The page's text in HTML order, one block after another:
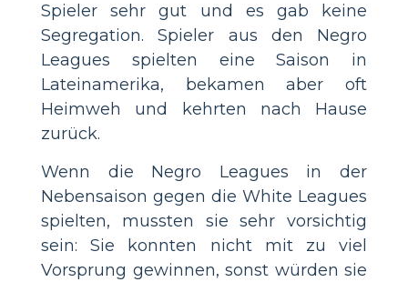
Spieler sehr gut und es gab keine
Segregation. Spieler aus den Negro
Leagues spielten eine Saison in
Lateinamerika, bekamen aber oft
Heimweh und kehrten nach Hause
zurück.
Wenn die Negro Leagues in der
Nebensaison gegen die White Leagues
spielten, mussten sie sehr vorsichtig
sein: Sie konnten nicht mit zu viel
Vorsprung gewinnen, sonst würden sie